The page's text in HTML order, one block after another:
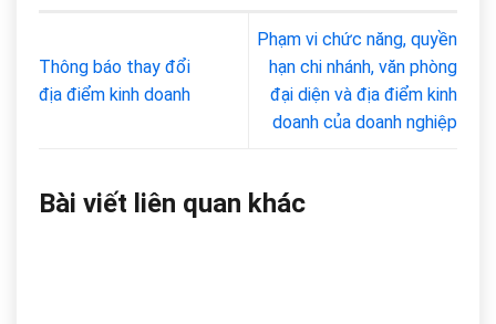
Thông báo thay đổi
địa điểm kinh doanh
Phạm vi chức năng, quyền
hạn chi nhánh, văn phòng
đại diện và địa điểm kinh
doanh của doanh nghiệp
Bài viết liên quan khác